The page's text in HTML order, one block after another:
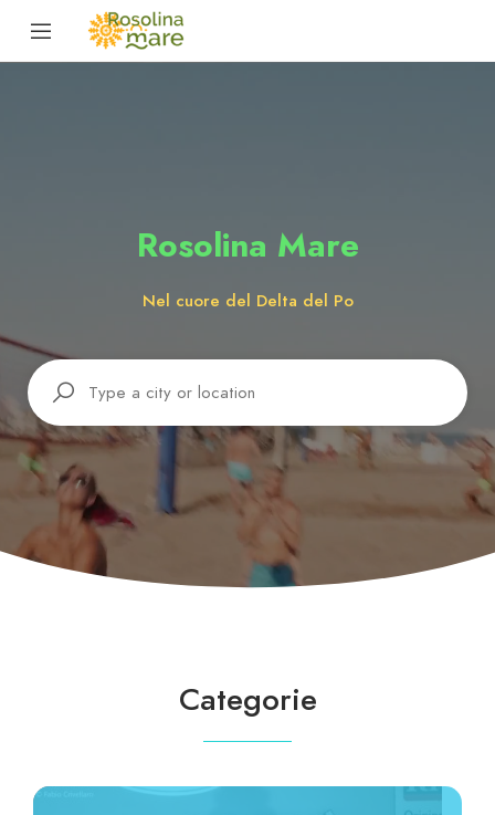
Rosolina Mare
Nel cuore del Delta del Po
Categorie